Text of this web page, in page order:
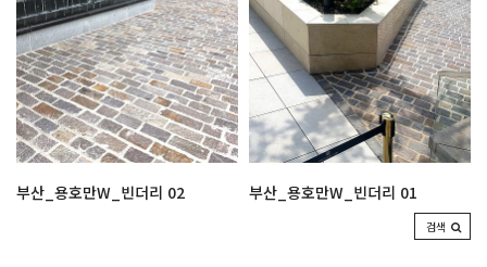
부산_용호만W_빈더리 02 부산_용호만W_빈더리 01
검색